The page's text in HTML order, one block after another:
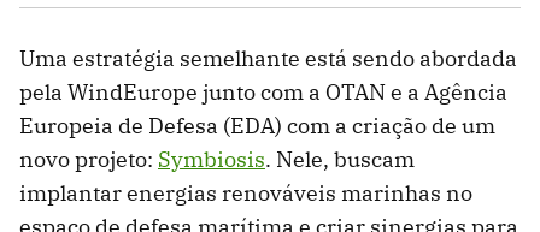
Uma estratégia semelhante está sendo abordada
pela WindEurope junto com a OTAN e a Agência
Europeia de Defesa (EDA) com a criação de um
novo projeto: Symbiosis. Nele, buscam
implantar energias renováveis marinhas no